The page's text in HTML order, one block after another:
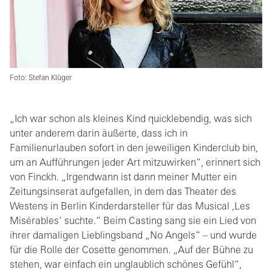
Foto: Stefan Klüger
„Ich war schon als kleines Kind quicklebendig, was sich
unter anderem darin äußerte, dass ich in
Familienurlauben sofort in den jeweiligen Kinderclub bin,
um an Aufführungen jeder Art mitzuwirken“, erinnert sich
von Finckh. „Irgendwann ist dann meiner Mutter ein
Zeitungsinserat aufgefallen, in dem das Theater des
Westens in Berlin Kinderdarsteller für das Musical ,Les
Misérables‘ suchte.“ Beim Casting sang sie ein Lied von
ihrer damaligen Lieblingsband „No Angels“ – und wurde
für die Rolle der Cosette genommen. „Auf der Bühne zu
stehen, war einfach ein unglaublich schönes Gefühl“,